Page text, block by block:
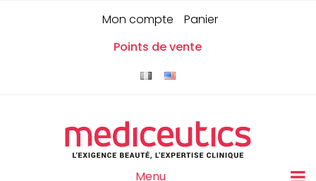
Points de vente
Mon compte Panier
Menu